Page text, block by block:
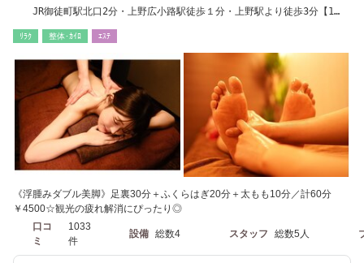
JR御徒町駅北口2分・上野広小路駅徒歩１分・上野駅より徒歩3分【1
ﾘﾗｸ 整体･ｶｲﾛ ｴｽﾃ
《浮腫みダブル美脚》足裏30分＋ふくらはぎ20分＋太もも10分／計60分
￥4500☆観光の疲れ解消にぴったり◎
口コ
ミ
1033
件
設備 総数4 スタッフ 総数5人